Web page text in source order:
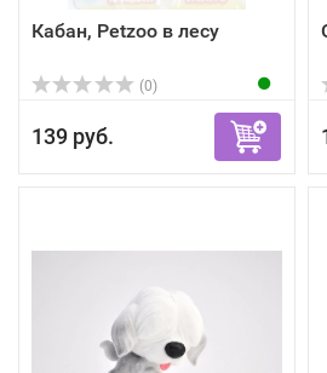
Кабан, Petzoo в лесу
(0)
139 руб.